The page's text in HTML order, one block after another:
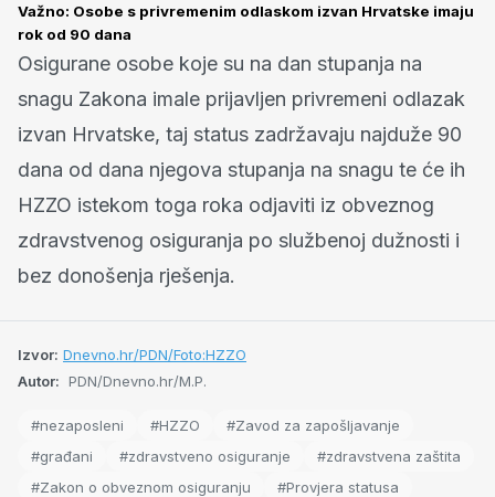
Važno: Osobe s privremenim odlaskom izvan Hrvatske imaju
rok od 90 dana
Osigurane osobe koje su na dan stupanja na
snagu Zakona imale prijavljen privremeni odlazak
izvan Hrvatske, taj status zadržavaju najduže 90
dana od dana njegova stupanja na snagu te će ih
HZZO istekom toga roka odjaviti iz obveznog
zdravstvenog osiguranja po službenoj dužnosti i
bez donošenja rješenja.
Izvor: Dnevno.hr/PDN/Foto:HZZO
Autor: PDN/Dnevno.hr/M.P.
#nezaposleni #HZZO
#Zavod za zapošljavanje
#građani
#zdravstveno osiguranje
#zdravstvena zaštita
#Zakon o obveznom osiguranju
#Provjera statusa